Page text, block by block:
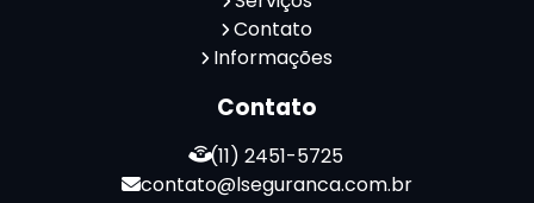
Serviços de Limpeza e Portaria
Terceirização de Facilities
Zeladoria de Condomínios
Contato
Informações
Contato
(11) 2451-5725
contato@lseguranca.com.br